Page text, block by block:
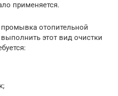
применяется.
отопительной
этот вид очистки